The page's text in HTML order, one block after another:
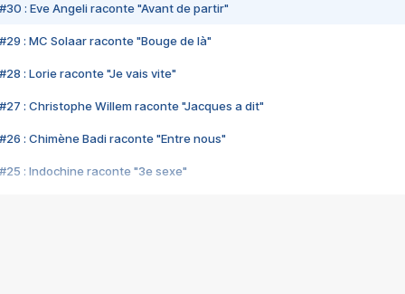
#30 : Eve Angeli raconte "Avant de partir"
#29 : MC Solaar raconte "Bouge de là"
#28 : Lorie raconte "Je vais vite"
#27 : Christophe Willem raconte "Jacques a dit"
#26 : Chimène Badi raconte "Entre nous"
#25 : Indochine raconte "3e sexe"